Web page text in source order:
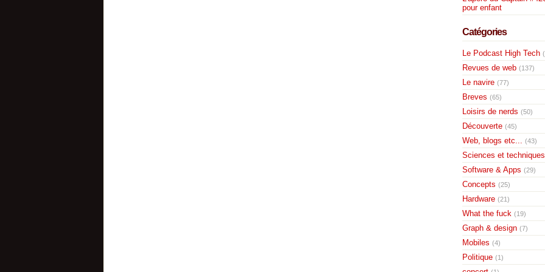
pour enfant
Catégories
Le Podcast High Tech
Revues de web (137)
Le navire (77)
Breves (65)
Loisirs de nerds (50)
Découverte (45)
Web, blogs etc... (43)
Sciences et techniques
Software & Apps (29)
Concepts (25)
Hardware (21)
What the fuck (19)
Graph & design (7)
Mobiles (4)
Politique (1)